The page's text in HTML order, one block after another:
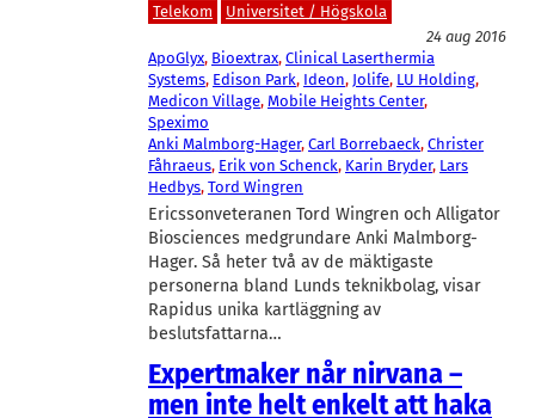
Telekom
Universitet / Högskola
24 aug 2016
ApoGlyx, Bioextrax, Clinical Laserthermia
Systems, Edison Park, Ideon, Jolife, LU Holding
Medicon Village, Mobile Heights Center
Speximo
Anki Malmborg-Hager, Carl Borrebaeck, Christer
Fåhraeus, Erik von Schenck, Karin Bryder, Lars
Hedbys, Tord Wingren
Ericssonveteranen Tord Wingren och Alligator
Biosciences medgrundare Anki Malmborg-
Hager. Så heter två av de mäktigaste
personerna bland Lunds teknikbolag, visar
Rapidus unika kartläggning av
beslutsfattarna…
Expertmaker når nirvana –
men inte helt enkelt att haka